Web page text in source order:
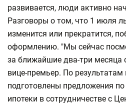
развивается, люди активно
Разговоры о том, что 1 июля
изменится или прекратится,
оформлению. "Мы сейчас
за ближайшие два-три месяца
вице-премьер. По
подготовлены предложения
ипотеки в сотрудничестве с